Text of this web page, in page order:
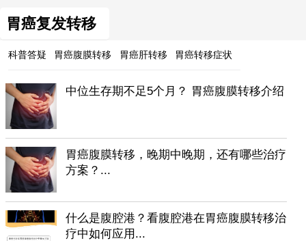
胃癌复发转移
科普答疑 胃癌腹膜转移 胃癌肝转移 胃癌转移症状
中位生存期不足5个月？ 胃癌腹膜转移介绍
胃癌腹膜转移，晚期中晚期，还有哪些治疗
方案？...
什么是腹腔港？看腹腔港在胃癌腹膜转移治
疗中如何应用...